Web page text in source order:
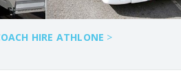
HIRE ATHLONE >